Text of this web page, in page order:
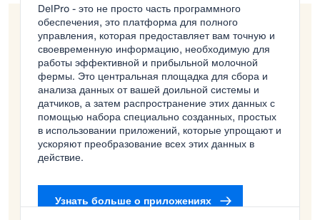
DelPro - это не просто часть программного
обеспечения, это платформа для полного
управления, которая предоставляет вам точную и
своевременную информацию, необходимую для
работы эффективной и прибыльной молочной
фермы. Это центральная площадка для сбора и
анализа данных от вашей доильной системы и
датчиков, а затем распространение этих данных с
помощью набора специально созданных, простых
в использовании приложений, которые упрощают и
ускоряют преобразование всех этих данных в
действие.
Узнать больше о приложениях